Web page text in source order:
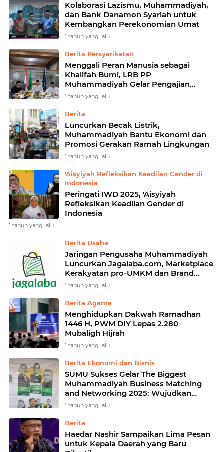
Kolaborasi Lazismu, Muhammadiyah,
dan Bank Danamon Syariah untuk
Kembangkan Perekonomian Umat
1 tahun yang lalu
Berita Persyarikatan
Menggali Peran Manusia sebagai
Khalifah Bumi, LRB PP
Muhammadiyah Gelar Pengajian
Ramadhan 1446 H
1 tahun yang lalu
Berita
Luncurkan Becak Listrik,
Muhammadiyah Bantu Ekonomi dan
Promosi Gerakan Ramah Lingkungan
1 tahun yang lalu
'Aisyiyah Refleksikan Keadilan Gender di
Indonesia
Peringati IWD 2025, 'Aisyiyah
Refleksikan Keadilan Gender di
Indonesia
1 tahun yang lalu
Berita Usaha
Jaringan Pengusaha Muhammadiyah
Luncurkan Jagalaba.com, Marketplace
Kerakyatan pro-UMKM dan Brand
Lokal
1 tahun yang lalu
Berita Agama
Menghidupkan Dakwah Ramadhan
1446 H, PWM DIY Lepas 2.280
Mubaligh Hijrah
1 tahun yang lalu
Berita Ekonomi dan Bisnis
SUMU Sukses Gelar The Biggest
Muhammadiyah Business Matching
and Networking 2025: Wujudkan
Kolaborasi dan Pertumbuhan Bisnis
1 tahun yang lalu
Berita
Haedar Nashir Sampaikan Lima Pesan
untuk Kepala Daerah yang Baru